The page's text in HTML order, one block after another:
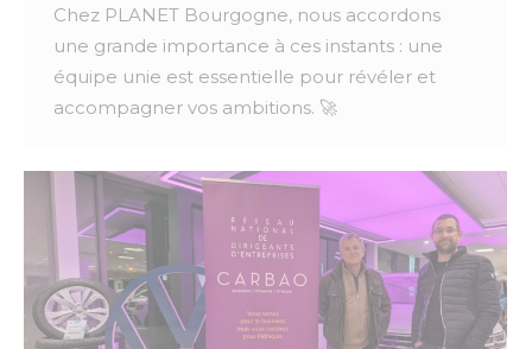
Chez PLANET Bourgogne, nous accordons
une grande importance à ces instants : une
équipe unie est essentielle pour révéler et
accompagner vos ambitions. 🚀